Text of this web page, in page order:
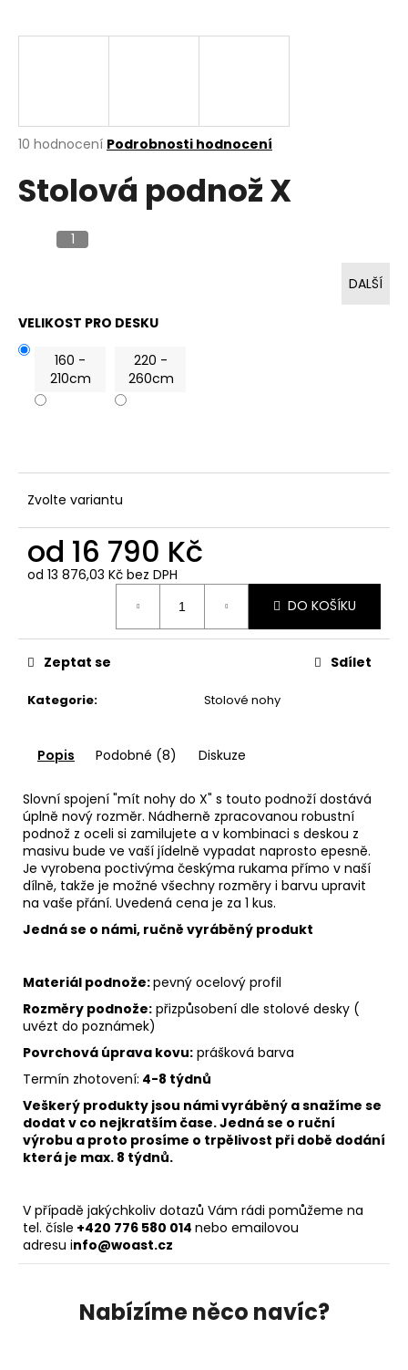
Průměrné
produktu
je
10 hodnocení Podrobnosti hodnocení
Stolová podnož X
1
DALŠÍ
VELIKOST PRO DESKU
160 -
210cm
220 -
260cm
Zvolte variantu
od 16 790 Kč
od 13 876,03 Kč bez DPH
DO KOŠÍKU
Kategorie: Stolové nohy
Zeptat se Sdílet
Popis Podobné (8) Diskuze
Slovní spojení "mít nohy do X" s touto podnoží dostává
úplně nový rozměr. Nádherně zpracovanou robustní
podnož z oceli si zamilujete a v kombinaci s deskou z
masivu bude ve vaší jídelně vypadat naprosto epesně.
Je vyrobena poctivýma českýma rukama přímo v naší
dílně, takže je možné všechny rozměry i barvu upravit
na vaše přání. Uvedená cena je za 1 kus.
Jedná se o námi, ručně vyráběný produkt
Materiál podnože:pevný ocelový profil
Rozměry podnože: přizpůsobení dle stolové desky (
uvézt do poznámek)
Povrchová úprava kovu: prášková barva
Termín zhotovení: 4-8 týdnů
Veškerý produkty jsou námi vyráběný a snažíme se
dodat v co nejkratším čase. Jedná se o ruční
výrobu a proto prosíme o trpělivost při době dodání
která je max. 8 týdnů.
V případě jakýchkoliv dotazů Vám rádi pomůžeme na
tel. čísle +420 776 580 014 nebo emailovou
adresu info@woast.cz
Nabízíme něco navíc?
j
?
p
o
e
m
e